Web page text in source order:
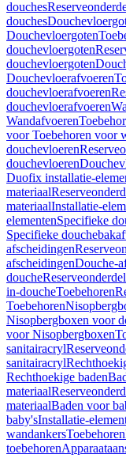
douches
douches
Douchevloergoten
douchevloergoten
douchevloergoten
Douchevloerafvoeren
douchevloerafvoeren
douchevloerafvoeren
Wandafvoeren
voor Toebehoren voor
douchevloeren
douchevloeren
Duofix installatie-
materiaal
materiaalInstallatie-
elementenSpecifieke
Specifieke
afscheidingen
afscheidingenDouche-
douche
in-doucheToebehoren
Toebehoren
Nisopbergboxen voor
voor Nisopbergboxen
sanitairacryl
sanitairacryl
Rechthoekige baden
materiaal
materiaalBaden voor
baby'sInstallatie-
wandankersToebehoren
toebehoren